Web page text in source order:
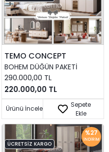
TEMO CONCEPT
BOHEM DÜĞÜN PAKETI
220.000,00 TL
290.000,00 TL
Sepete
Ekle
Ürünü İncele
%27
İNDIRIM
ÜCRETSIZ KARGO